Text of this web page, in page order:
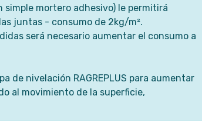
mortero adhesivo) le permitirá
juntas - consumo de 2kg/m².
será necesario aumentar el consumo a
de nivelación RAGREPLUS para aumentar
al movimiento de la superficie,